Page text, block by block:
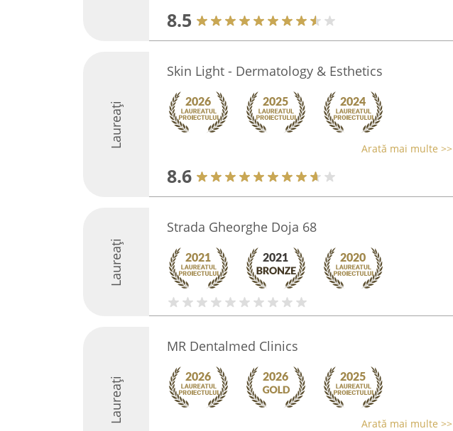
8.5
Laureați
Skin Light - Dermatology & Esthetics
Arată mai multe >>
8.6
Laureați
Strada Gheorghe Doja 68
Laureați
MR Dentalmed Clinics
Arată mai multe >>